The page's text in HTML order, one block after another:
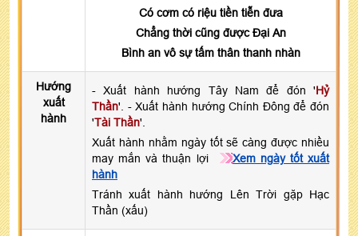
Có cơm có riệu tiền tiễn đưa
Chẳng thời cũng được Đại An
Bình an vô sự tấm thân thanh nhàn
Hướng
xuất
hành
- Xuất hành hướng Tây Nam để đón 'Hỷ
Thần'. - Xuất hành hướng Chính Đông để đón
'Tài Thần'.
Xuất hành nhằm ngày tốt sẽ càng được nhiều
may mắn và thuận lợi
Xem ngày tốt xuất
hành
Tránh xuất hành hướng Lên Trời gặp Hạc
Thần (xấu)